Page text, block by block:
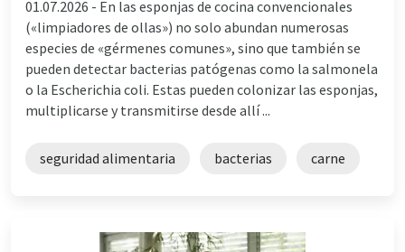
01.07.2026 - En las esponjas de cocina convencionales
(«limpiadores de ollas») no solo abundan numerosas
especies de «gérmenes comunes», sino que también se
pueden detectar bacterias patógenas como la salmonela
o la Escherichia coli. Estas pueden colonizar las esponjas,
multiplicarse y transmitirse desde allí ...
seguridad alimentaria bacterias carne